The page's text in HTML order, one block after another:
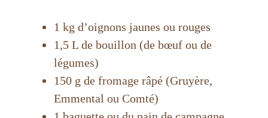
1 kg d’oignons jaunes ou rouges
1,5 L de bouillon (de bœuf ou de
légumes)
150 g de fromage râpé (Gruyère,
Emmental ou Comté)